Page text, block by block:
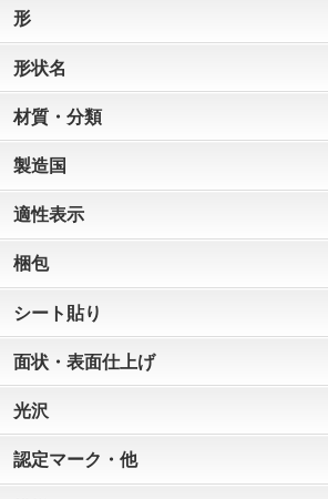
形
形状名
材質・分類
製造国
適性表示
梱包
シート貼り
面状・表面仕上げ
光沢
認定マーク・他